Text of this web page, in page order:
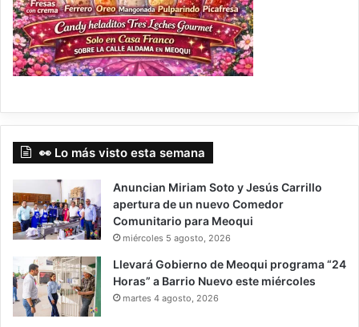
👀 Lo más visto esta semana
Anuncian Miriam Soto y Jesús Carrillo
apertura de un nuevo Comedor
Comunitario para Meoqui
miércoles 5 agosto, 2026
Llevará Gobierno de Meoqui programa “24
Horas” a Barrio Nuevo este miércoles
martes 4 agosto, 2026